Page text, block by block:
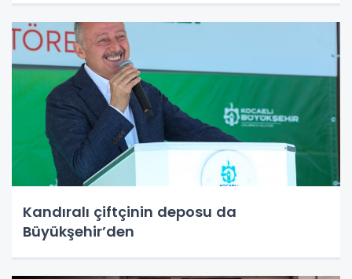
Kandıralı çiftçinin deposu da
Büyükşehir’den